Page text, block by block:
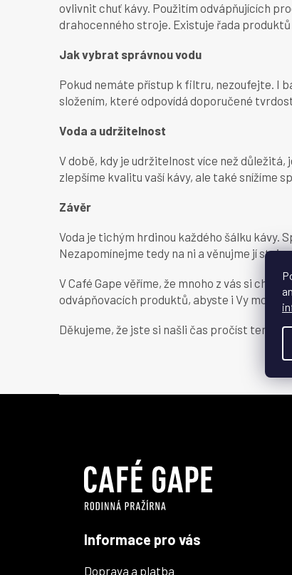
ovlivnit chuť kávy. Použitím odvápňujících
drahocenného stroje. Existuje řada
Jak vybrat správnou vodu
Pokud nemáte přístup k filtru, nezoufejte. I
složením, které odpovídá doporučené
Voda a udržitelnost
V době, kdy je udržitelnost více než
zlepšíme kvalitu vaší kávy, ale také snížíme
Závěr
Voda je tichým hrdinou každého šálku kávy.
Nezapomínejme tedy na ni a věnujme jí
V Café Gape věříme, že mnoho z vás si
odvápňovacích produktů, abyste i Vy mohli
Děkujeme, že jste si našli čas pročíst tento
Informace pro vás
Doprava a platba